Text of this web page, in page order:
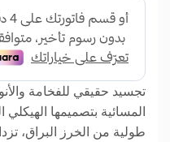
تجسيد حقيقي للفخامة
المسائية بتصميمها
طولية من الخرز البراق،